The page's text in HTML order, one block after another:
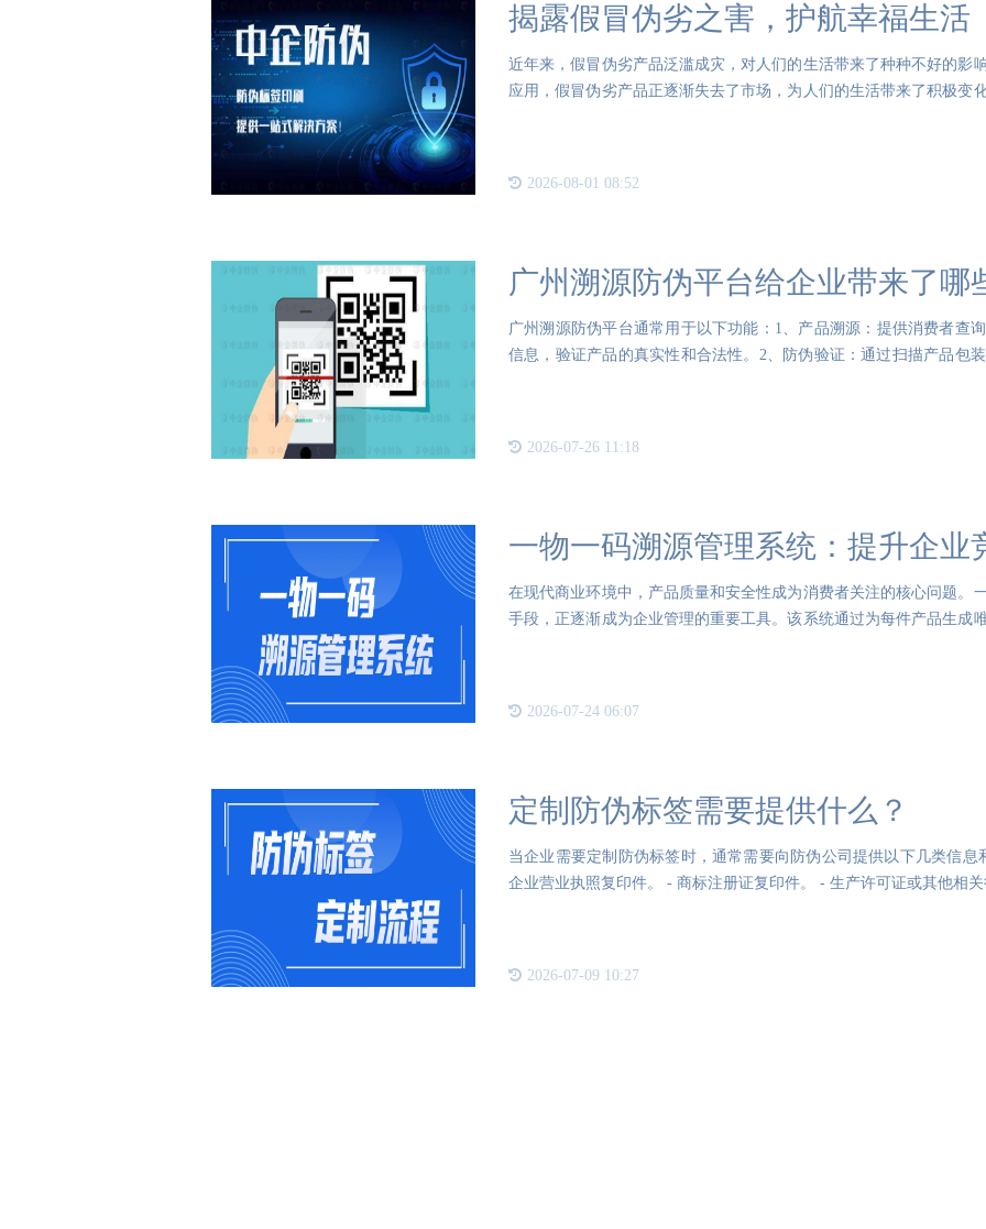
揭露假冒伪劣之害，护航幸福生活
近年来，假冒伪劣产品泛滥成灾，对人们的生活带来了种种不好的影
应用，假冒伪劣产品正逐渐失去了市场，为人们的生活带来了积极变
2026-08-01 08:52
广州溯源防伪平台给企业带来了哪
广州溯源防伪平台通常用于以下功能：1、产品溯源：提供消费者查
信息，验证产品的真实性和合法性。2、防伪验证：通过扫描产品包
2026-07-26 11:18
一物一码溯源管理系统：提升企业
在现代商业环境中，产品质量和安全性成为消费者关注的核心问题。
手段，正逐渐成为企业管理的重要工具。该系统通过为每件产品生成
2026-07-24 06:07
定制防伪标签需要提供什么？
当企业需要定制防伪标签时，通常需要向防伪公司提供以下几类信息和材料
企业营业执照复印件。 - 商标注册证复印件。 - 生
2026-07-09 10:27